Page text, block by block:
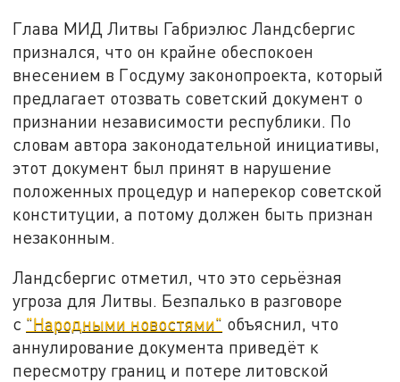
Глава МИД Литвы Габриэлюс Ландсбергис
признался, что он крайне обеспокоен
внесением в Госдуму законопроекта, который
предлагает отозвать советский документ о
признании независимости республики. По
словам автора законодательной инициативы,
этот документ был принят в нарушение
положенных процедур и наперекор советской
конституции, а потому должен быть признан
незаконным.
Ландсбергис отметил, что это серьёзная
угроза для Литвы. Безпалько в разговоре
с "Народными новостями" объяснил, что
аннулирование документа приведёт к
пересмотру границ и потере литовской